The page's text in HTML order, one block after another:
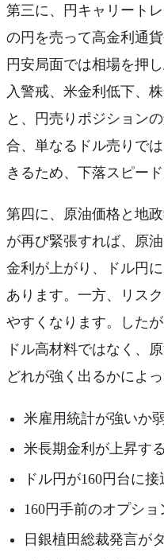
第三に、円キャリート
の円を売って高金利通
円安局面では相場を押
入警戒、米金利低下、
と、円売りポジション
合、単なるドル売りで
きるため、下落スピー
第四に、原油価格と地
が再び緊張すれば、原
金利が上がり、ドル円
あります。一方、リス
やすくなります。した
ドル高材料ではなく、
どれが強く出るかによ
米雇用統計が強いか
米長期金利が上昇す
ドル円が160円台に
160円手前のオプシ
日銀植田総裁発言が